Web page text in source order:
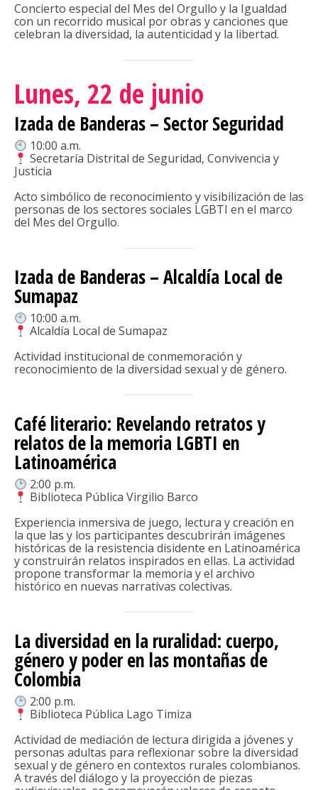
Concierto especial del Mes del Orgullo y la Igualdad
con un recorrido musical por obras y canciones que
celebran la diversidad, la autenticidad y la libertad.
Lunes, 22 de junio
Izada de Banderas – Sector Seguridad
10:00 a.m.
Secretaría Distrital de Seguridad, Convivencia y
Justicia
Acto simbólico de reconocimiento y visibilización de las
personas de los sectores sociales LGBTI en el marco
del Mes del Orgullo.
Izada de Banderas – Alcaldía Local de
Sumapaz
10:00 a.m.
Alcaldía Local de Sumapaz
Actividad institucional de conmemoración y
reconocimiento de la diversidad sexual y de género.
Café literario: Revelando retratos y
relatos de la memoria LGBTI en
Latinoamérica
2:00 p.m.
Biblioteca Pública Virgilio Barco
Experiencia inmersiva de juego, lectura y creación en
la que las y los participantes descubrirán imágenes
históricas de la resistencia disidente en Latinoamérica
y construirán relatos inspirados en ellas. La actividad
propone transformar la memoria y el archivo
histórico en nuevas narrativas colectivas.
La diversidad en la ruralidad: cuerpo,
género y poder en las montañas de
Colombia
2:00 p.m.
Biblioteca Pública Lago Timiza
Actividad de mediación de lectura dirigida a jóvenes y
personas adultas para reflexionar sobre la diversidad
sexual y de género en contextos rurales colombianos.
A través del diálogo y la proyección de piezas